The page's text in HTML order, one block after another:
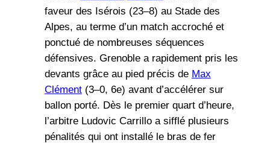
faveur des Isérois (23–8) au Stade des
Alpes, au terme d’un match accroché et
ponctué de nombreuses séquences
défensives. Grenoble a rapidement pris les
devants grâce au pied précis de Max
Clément(3–0, 6e) avant d’accélérer sur
ballon porté. Dès le premier quart d’heure,
l’arbitre Ludovic Carrillo a sifflé plusieurs
pénalités qui ont installé le bras de fer